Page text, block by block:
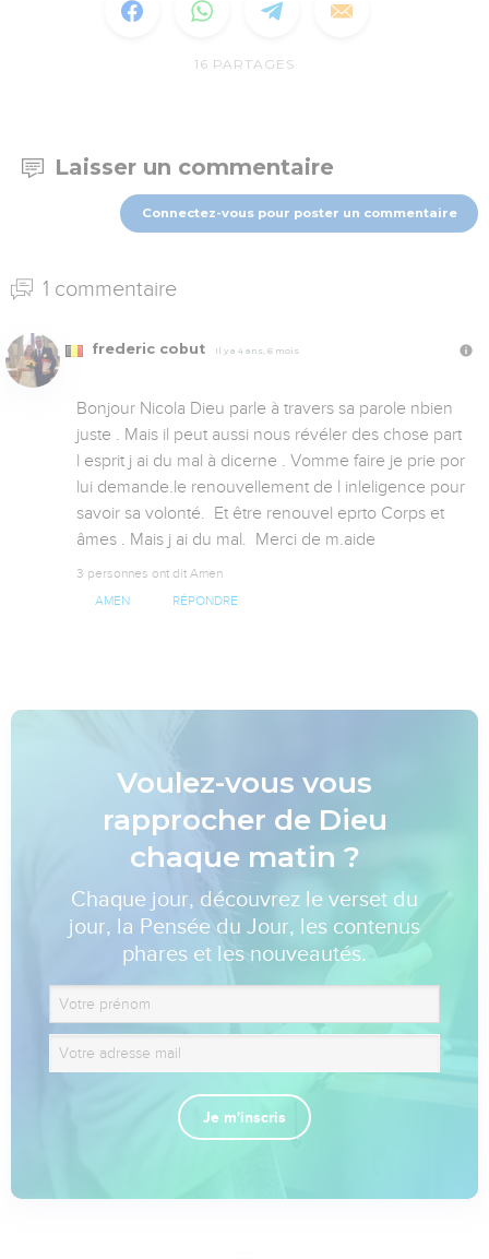
16 PARTAGES
Laisser un commentaire
Connectez-vous pour poster un commentaire
1 commentaire
frederic cobut Il y a 4 ans, 6 mois
Bonjour Nicola Dieu parle à travers sa parole nbien
juste . Mais il peut aussi nous révéler des chose part
l esprit j ai du mal à dicerne . Vomme faire je prie por
lui demande.le renouvellement de l inleligence pour
savoir sa volonté.  Et être renouvel eprto Corps et
âmes . Mais j ai du mal.  Merci de m.aide
3 personnes ont dit Amen
AMEN RÉPONDRE
Voulez-vous vous
rapprocher de Dieu
chaque matin ?
Chaque jour, découvrez le verset du
jour, la Pensée du Jour, les contenus
phares et les nouveautés.
Je m'inscris